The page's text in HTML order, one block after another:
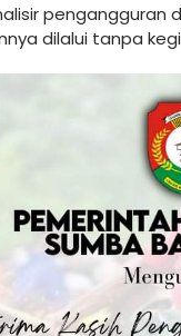
dilalui tanpa